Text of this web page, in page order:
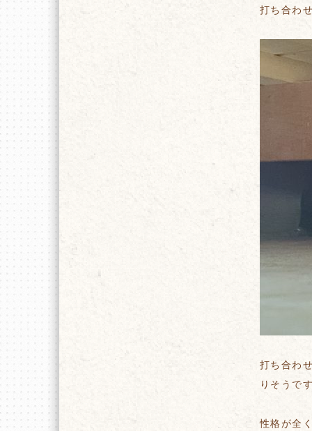
打ち合わ
打ち合わ
りそうで
性格が全